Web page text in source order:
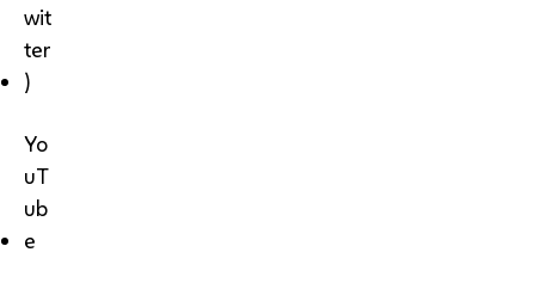
wit
ter
)
Yo
uT
ub
e